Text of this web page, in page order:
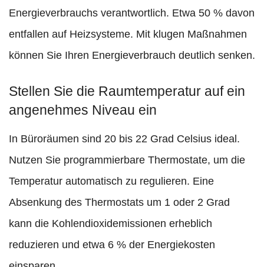
Energieverbrauchs verantwortlich. Etwa 50 % davon
entfallen auf Heizsysteme. Mit klugen Maßnahmen
können Sie Ihren Energieverbrauch deutlich senken.
Stellen Sie die Raumtemperatur auf ein
angenehmes Niveau ein
In Büroräumen sind 20 bis 22 Grad Celsius ideal.
Nutzen Sie programmierbare Thermostate, um die
Temperatur automatisch zu regulieren. Eine
Absenkung des Thermostats um 1 oder 2 Grad
kann die Kohlendioxidemissionen erheblich
reduzieren und etwa 6 % der Energiekosten